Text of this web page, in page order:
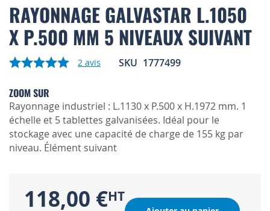
to
the
beginning
of
images
RAYONNAGE GALVASTAR L.1050
X P.500 MM 5 NIVEAUX SUIVANT
2 avis SKU 1777499
ZOOM SUR
Rayonnage industriel : L.1130 x P.500 x H.1972 mm. 1
échelle et 5 tablettes galvanisées. Idéal pour le
stockage avec une capacité de charge de 155 kg par
niveau. Élément suivant
118,00 €